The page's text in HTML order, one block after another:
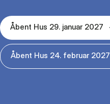
Åbent Hus 29. januar 2027
Åbent Hus 24. februar 2027